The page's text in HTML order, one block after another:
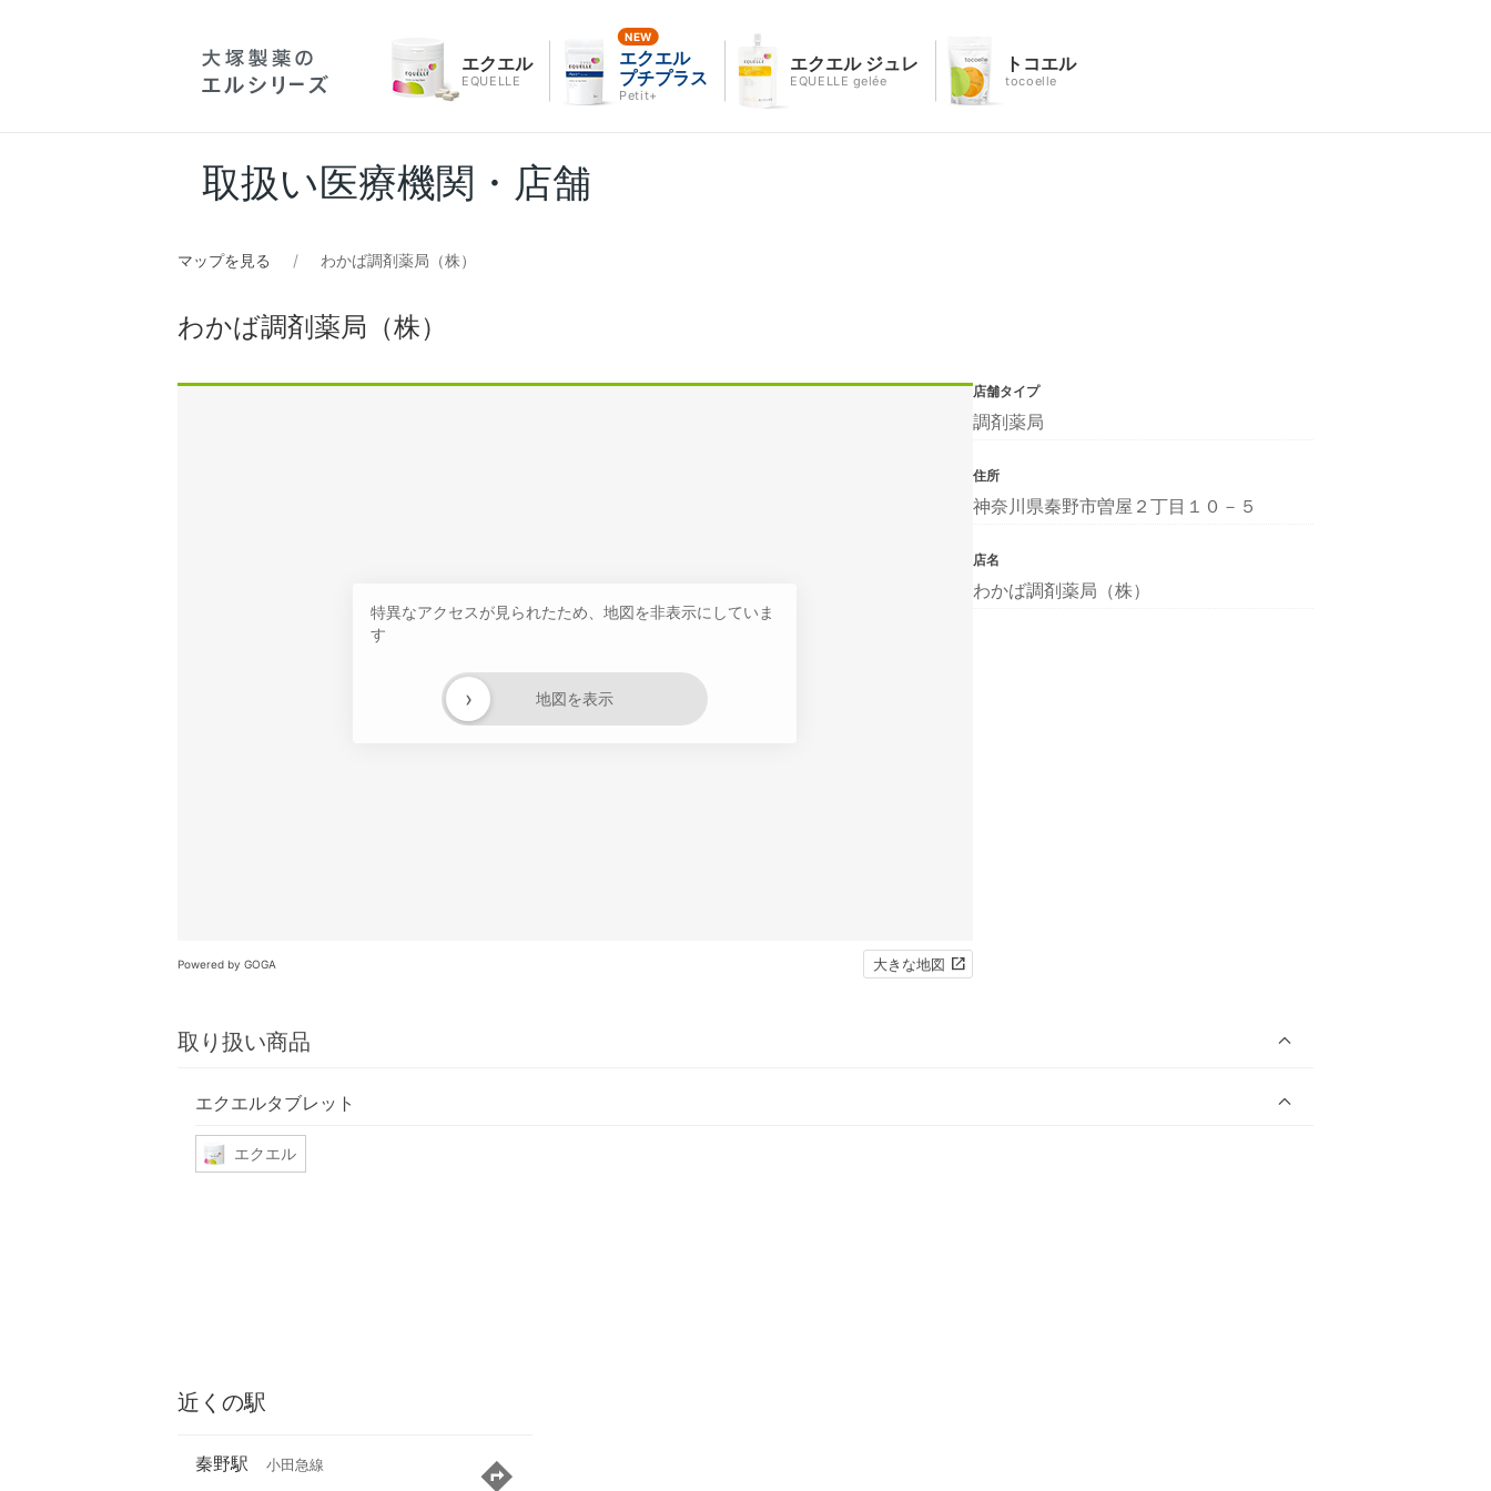
エクエル
EQUELLE
エクエル
プチプラス
Petit+
エクエル ジュレ
EQUELLE gelée
トコエル
tocoelle
取扱い医療機関・店舗
マップを見る わかば調剤薬局（株）
わかば調剤薬局（株）
特異なアクセスが見られたため、地図を非表示にしていま
す
地図を表示
›
Powered by GOGA 大きな地図
取り扱い商品
エクエルタブレット
エクエル
店舗タイプ
調剤薬局
住所
神奈川県秦野市曽屋２丁目１０－５
店名
わかば調剤薬局（株）
近くの駅
秦野駅 小田急線